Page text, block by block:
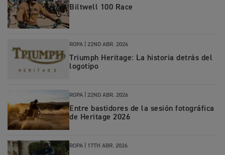
Biltwell 100 Race
ROPA 22ND ABR. 2026
Triumph Heritage: La historia detrás del
logotipo
ROPA 22ND ABR. 2026
Entre bastidores de la sesión fotográfica
de Heritage 2026
ROPA 17TH ABR. 2026